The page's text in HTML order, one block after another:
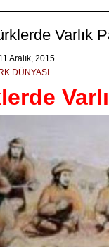
Varlık
Aralık, 2015
DÜNYASI